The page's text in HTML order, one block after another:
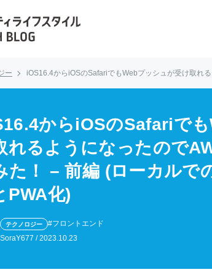
ー iOS16.4からiOSのSafariでもWebプッシュが受け取れ
からiOSのSafariで
れるようになったので
た！ – 前編 (ローカルで
PWA化)
テクノロジー
#フロントエンド
SoraY677 / 2023.10.23